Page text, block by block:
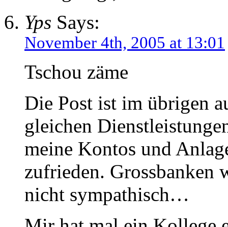
Yps Says:
November 4th, 2005 at 13:01
Tschou zäme
Die Post ist im übrigen
gleichen
meine Kontos und
zufrieden. Grossbanken
nicht sympathisch…